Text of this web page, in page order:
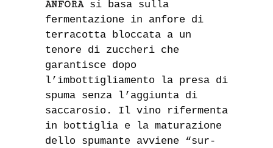
ANFORAsi basa sulla
fermentazione in anfore di
terracotta bloccata a un
tenore di zuccheri che
garantisce dopo
l’imbottigliamento la presa di
spuma senza l’aggiunta di
saccarosio. Il vino rifermenta
in bottiglia e la maturazione
dello spumante avviene “sur-